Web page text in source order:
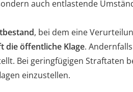
auch entlastende
, bei dem eine
die öffentliche Klage.
Bei geringfügigen Straftaten
einzustellen.